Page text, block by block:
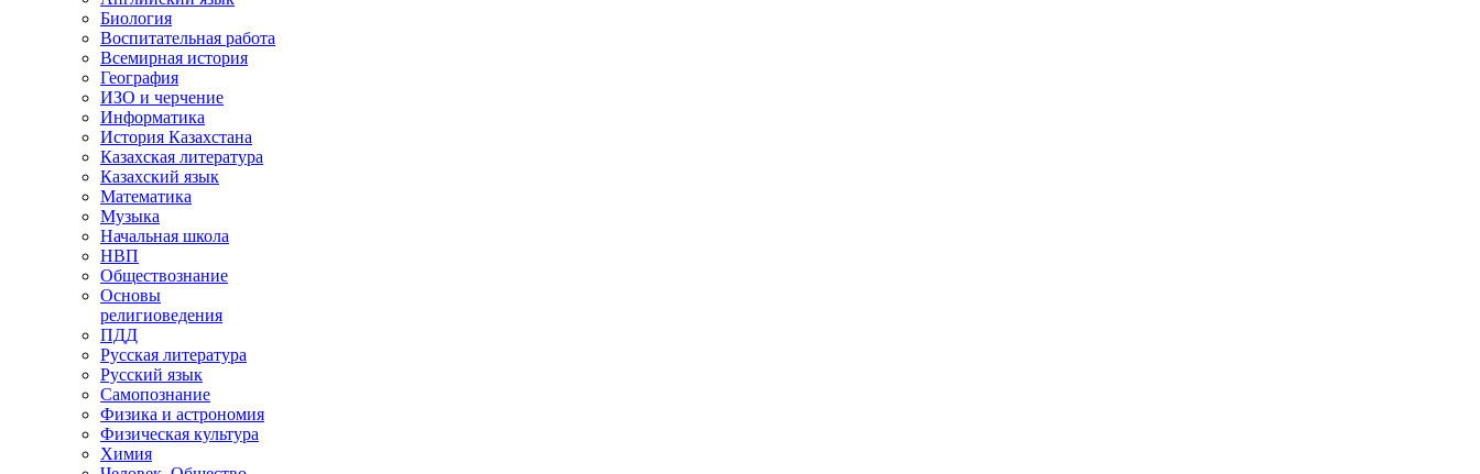
Биология
Воспитательная работа
Всемирная история
География
ИЗО и черчение
Информатика
История Казахстана
Казахская литература
Казахский язык
Математика
Музыка
Начальная школа
НВП
Обществознание
Основы
религиоведения
ПДД
Русская литература
Русский язык
Самопознание
Физика и астрономия
Физическая культура
Химия